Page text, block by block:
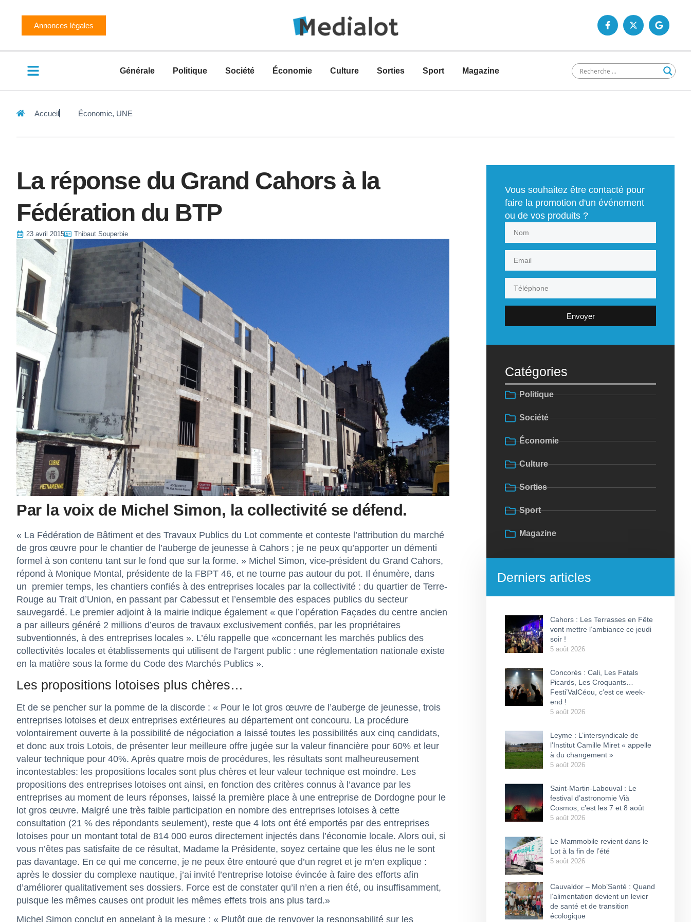
Annonces légales
Générale Politique Société Économie Culture Sorties Sport Magazine
Accueil Économie, UNE
La réponse du Grand Cahors à la
Fédération du BTP
23 avril 2015 Thibaut Souperbie
Par la voix de Michel Simon, la collectivité se défend.
« La Fédération de Bâtiment et des Travaux Publics du Lot commente et conteste l’attribution du marché
de gros œuvre pour le chantier de l’auberge de jeunesse à Cahors ; je ne peux qu’apporter un démenti
formel à son contenu tant sur le fond que sur la forme. » Michel Simon, vice-président du Grand Cahors,
répond à Monique Montal, présidente de la FBPT 46, et ne tourne pas autour du pot. Il énumère, dans
un premier temps, les chantiers confiés à des entreprises locales par la collectivité : du quartier de Terre-
Rouge au Trait d’Union, en passant par Cabessut et l’ensemble des espaces publics du secteur
sauvegardé. Le premier adjoint à la mairie indique également « que l’opération Façades du centre ancien
a par ailleurs généré 2 millions d’euros de travaux exclusivement confiés, par les propriétaires
subventionnés, à des entreprises locales ». L’élu rappelle que «concernant les marchés publics des
collectivités locales et établissements qui utilisent de l’argent public : une réglementation nationale existe
en la matière sous la forme du Code des Marchés Publics ».
Les propositions lotoises plus chères…
Et de se pencher sur la pomme de la discorde : « Pour le lot gros œuvre de l’auberge de jeunesse, trois
entreprises lotoises et deux entreprises extérieures au département ont concouru. La procédure
volontairement ouverte à la possibilité de négociation a laissé toutes les possibilités aux cinq candidats,
et donc aux trois Lotois, de présenter leur meilleure offre jugée sur la valeur financière pour 60% et leur
valeur technique pour 40%. Après quatre mois de procédures, les résultats sont malheureusement
incontestables: les propositions locales sont plus chères et leur valeur technique est moindre. Les
propositions des entreprises lotoises ont ainsi, en fonction des critères connus à l’avance par les
entreprises au moment de leurs réponses, laissé la première place à une entreprise de Dordogne pour le
lot gros œuvre. Malgré une très faible participation en nombre des entreprises lotoises à cette
consultation (21 % des répondants seulement), reste que 4 lots ont été emportés par des entreprises
lotoises pour un montant total de 814 000 euros directement injectés dans l’économie locale. Alors oui, si
vous n’êtes pas satisfaite de ce résultat, Madame la Présidente, soyez certaine que les élus ne le sont
pas davantage. En ce qui me concerne, je ne peux être entouré que d’un regret et je m’en explique :
après le dossier du complexe nautique, j’ai invité l’entreprise lotoise évincée à faire des efforts afin
d’améliorer qualitativement ses dossiers. Force est de constater qu’il n’en a rien été, ou insuffisamment,
puisque les mêmes causes ont produit les mêmes effets trois ans plus tard.»
Michel Simon conclut en appelant à la mesure : « Plutôt que de renvoyer la responsabilité sur les
Vous souhaitez être contacté pour
faire la promotion d'un événement
ou de vos produits ?
Envoyer
Catégories
Politique
Société
Économie
Culture
Sorties
Sport
Magazine
Derniers articles
Cahors : Les Terrasses en Fête
vont mettre l’ambiance ce jeudi
soir !
5 août 2026
Concorès : Cali, Les Fatals
Picards, Les Croquants…
Festi’ValCéou, c’est ce week-
end !
5 août 2026
Leyme : L’intersyndicale de
l’Institut Camille Miret « appelle
à du changement »
5 août 2026
Saint-Martin-Labouval : Le
festival d’astronomie Vià
Cosmos, c’est les 7 et 8 août
5 août 2026
Le Mammobile revient dans le
Lot à la fin de l’été
5 août 2026
Cauvaldor – Mob’Santé : Quand
l’alimentation devient un levier
de santé et de transition
écologique